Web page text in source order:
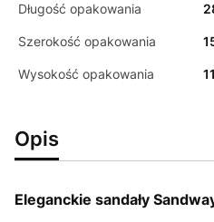
Długość opakowania
Szerokość opakowania
Wysokość opakowania 11
Opis
Eleganckie sandały